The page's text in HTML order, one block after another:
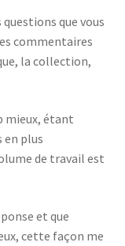
que vous
commentaires
la collection,
mieux, étant
en plus
de travail est
et que
cette façon me